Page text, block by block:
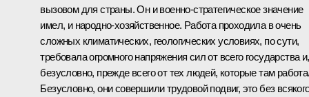
вызовом для страны. Он и военно-стратегическое значение
имел, и народно-хозяйственное. Работа проходила в очень
сложных климатических, геологических условиях, по сути,
требовала огромного напряжения сил от всего государства и,
безусловно, прежде всего от тех людей, которые там
Безусловно, они совершили трудовой подвиг, это без